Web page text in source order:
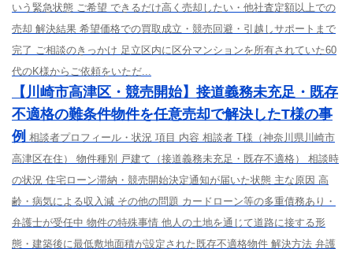
いう緊急状態 ご希望 できるだけ高く売却したい・他社査定額以上での
売却 解決結果 希望価格での買取成立・競売回避・引越しサポートまで
完了 ご相談のきっかけ 足立区内に区分マンションを所有されていた60
代のK様からご依頼をいただ...
【川崎市高津区・競売開始】接道義務未充足・既存
不適格の難条件物件を任意売却で解決したT様の事
例 相談者プロフィール・状況 項目 内容 相談者 T様（神奈川県川崎市
高津区在住） 物件種別 戸建て（接道義務未充足・既存不適格） 相談時
の状況 住宅ローン滞納・競売開始決定通知が届いた状態 主な原因 高
齢・病気による収入減 その他の問題 カードローン等の多重債務あり・
弁護士が受任中 物件の特殊事情 他人の土地を通じて道路に接する形
態・建築後に最低敷地面積が設定された既存不適格物件 解決方法 弁護